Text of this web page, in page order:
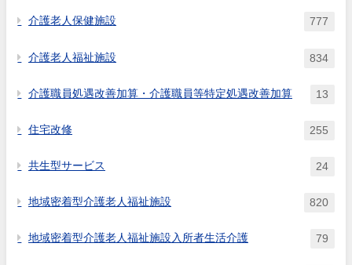
介護老人保健施設 777
介護老人福祉施設 834
介護職員処遇改善加算・介護職員等特定処遇改善加算 13
住宅改修 255
共生型サービス 24
地域密着型介護老人福祉施設 820
地域密着型介護老人福祉施設入所者生活介護 79